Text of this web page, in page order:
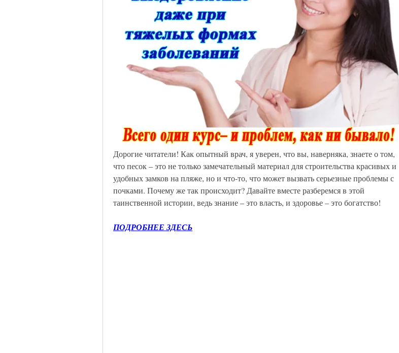
Дорогие читатели! Как опытный врач, я уверен, что вы, наверняка, знаете о том,
что песок – это не только замечательный материал для строительства красивых и
удобных замков на пляже, но и что-то, что может вызвать серьезные проблемы с
почками. Почему же так происходит? Давайте вместе разберемся в этой
таинственной истории, ведь знание – это власть, и здоровье – это богатство!
ПОДРОБНЕЕ ЗДЕСЬ